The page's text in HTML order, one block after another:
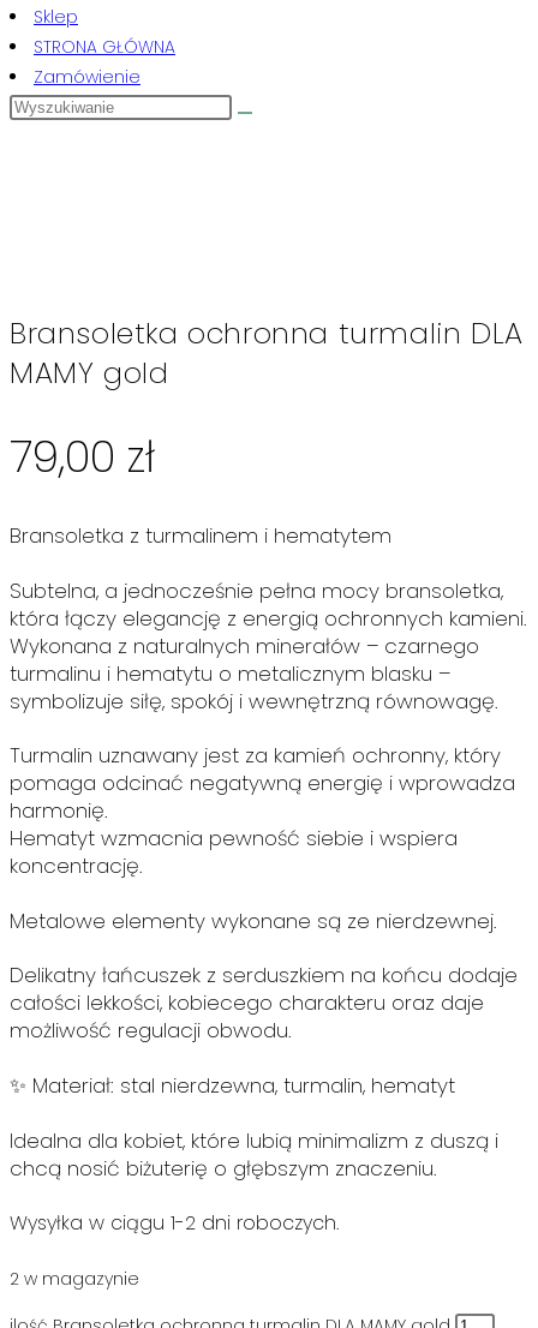
Sklep
STRONA GŁÓWNA
Zamówienie
Bransoletka ochronna turmalin DLA
MAMY gold
79,00 zł
Bransoletka z turmalinem i hematytem
Subtelna, a jednocześnie pełna mocy bransoletka,
która łączy elegancję z energią ochronnych kamieni.
Wykonana z naturalnych minerałów – czarnego
turmalinu i hematytu o metalicznym blasku –
symbolizuje siłę, spokój i wewnętrzną równowagę.
Turmalin uznawany jest za kamień ochronny, który
pomaga odcinać negatywną energię i wprowadza
harmonię.
Hematyt wzmacnia pewność siebie i wspiera
koncentrację.
Metalowe elementy wykonane są ze nierdzewnej.
Delikatny łańcuszek z serduszkiem na końcu dodaje
całości lekkości, kobiecego charakteru oraz daje
możliwość regulacji obwodu.
✨ Materiał: stal nierdzewna, turmalin, hematyt
Idealna dla kobiet, które lubią minimalizm z duszą i
chcą nosić biżuterię o głębszym znaczeniu.
Wysyłka w ciągu 1-2 dni roboczych.
2 w magazynie